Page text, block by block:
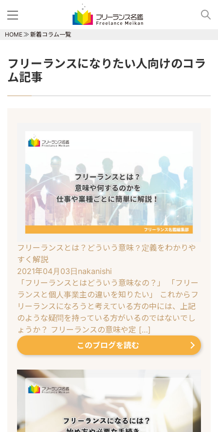
HOME 新着コラム一覧
フリーランスになりたい人向けのコラ
ム記事
フリーランスとは？どういう意味？定義をわかりや
すく解説
2021年04月03日nakanishi
「フリーランスとはどういう意味なの？」 「フリー
ランスと個人事業主の違いを知りたい」 これからフ
リーランスになろうと考えている方の中には、上記
のような疑問を持っている方がいるのではないでし
ょうか？ フリーランスの意味や定 […]
このブログを読む